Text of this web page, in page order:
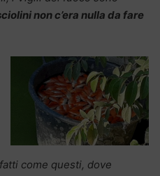
non c’era nulla da fare
come questi, dove